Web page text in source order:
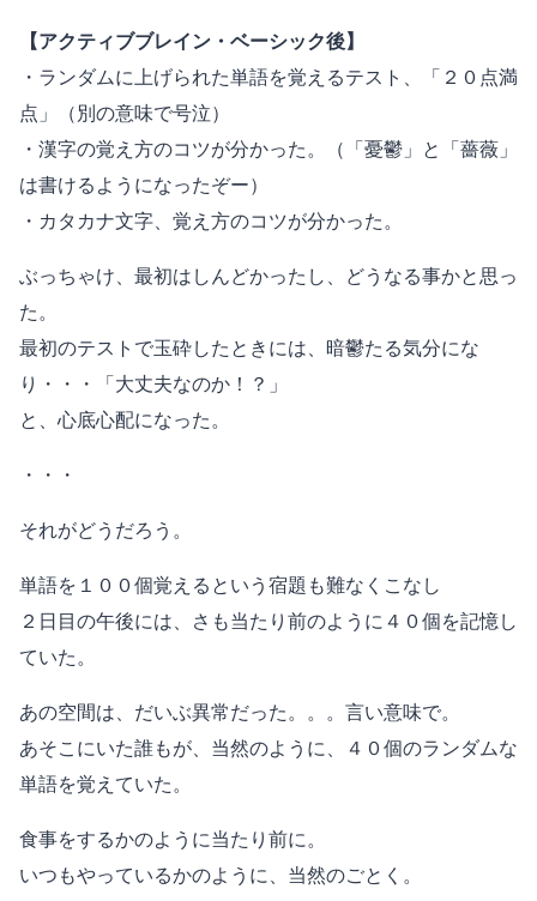
【アクティブブレイン・ベーシック後】
・ランダムに上げられた単語を覚えるテスト、「２０点満
点」（別の意味で号泣）
・漢字の覚え方のコツが分かった。（「憂鬱」と「薔薇」
は書けるようになったぞー）
・カタカナ文字、覚え方のコツが分かった。
ぶっちゃけ、最初はしんどかったし、どうなる事かと思っ
た。
最初のテストで玉砕したときには、暗鬱たる気分にな
り・・・「大丈夫なのか！？」
と、心底心配になった。
・・・
それがどうだろう。
単語を１００個覚えるという宿題も難なくこなし
２日目の午後には、さも当たり前のように４０個を記憶し
ていた。
あの空間は、だいぶ異常だった。。。言い意味で。
あそこにいた誰もが、当然のように、４０個のランダムな
単語を覚えていた。
食事をするかのように当たり前に。
いつもやっているかのように、当然のごとく。